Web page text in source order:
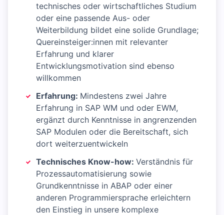
technisches oder wirtschaftliches Studium
oder eine passende Aus- oder
Weiterbildung bildet eine solide Grundlage;
Quereinsteiger:innen mit relevanter
Erfahrung und klarer
Entwicklungsmotivation sind ebenso
willkommen
Erfahrung: Mindestens zwei Jahre
Erfahrung in SAP WM und oder EWM,
ergänzt durch Kenntnisse in angrenzenden
SAP Modulen oder die Bereitschaft, sich
dort weiterzuentwickeln
Technisches Know-how: Verständnis für
Prozessautomatisierung sowie
Grundkenntnisse in ABAP oder einer
anderen Programmiersprache erleichtern
den Einstieg in unsere komplexe